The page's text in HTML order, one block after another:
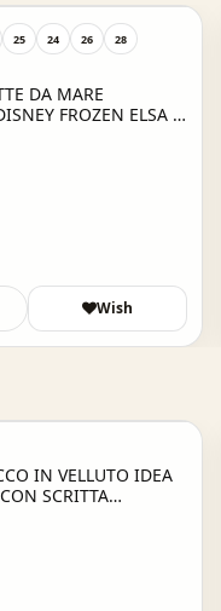
25 24 26 28
DA MARE
FROZEN ELSA E
Wish
IN VELLUTO IDEA
SCRITTA